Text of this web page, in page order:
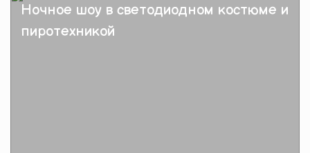
Ночное шоу в светодиодном костюме и
пиротехникой